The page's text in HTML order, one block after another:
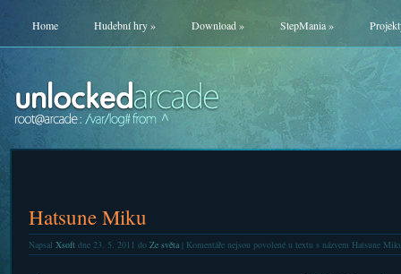
Home Hudební hry» Download» StepMania»
Hatsune Miku
Napsal Xsoftdne 23. 5. 2011 do Ze světa| Komentáře nejsou povolenéu textu s názvem Hatsune